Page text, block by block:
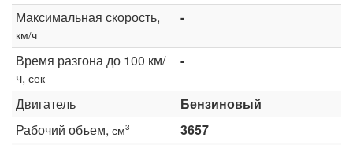
Максимальная скорость,
км/ч
-
Время разгона до 100 км/
ч, сек
-
Двигатель
Бензиновый
Рабочий объем, см3
3657